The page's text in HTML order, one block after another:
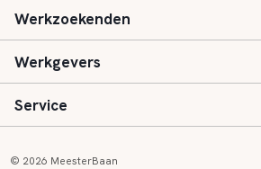
Basisonderwijs
Speciaal (basis) onderwijs
Voortgezet onderwijs
Werkzoekenden
Aanmelden
Vacatures
Werkgevers
Inloggen
Service
© 2026 MeesterBaan